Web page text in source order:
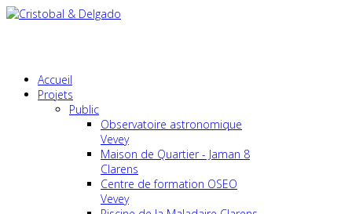
Accueil
Projets
Public
Observatoire astronomique
Vevey
Maison de Quartier - Jaman 8
Clarens
Centre de formation OSEO
Vevey